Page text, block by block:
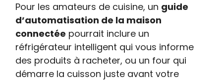
Pour les amateurs de cuisine, un guide
d’automatisation de la maison
connectée pourrait inclure un
réfrigérateur intelligent qui vous informe
des produits à racheter, ou un four qui
démarre la cuisson juste avant votre